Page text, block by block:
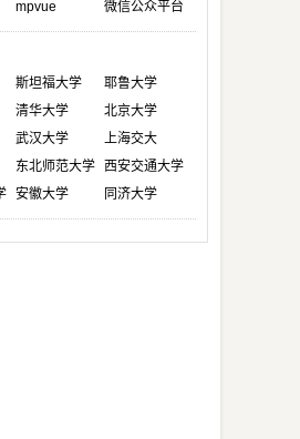
mpvue 微信公众平台
斯坦福大学
耶鲁大学
清华大学
北京大学
武汉大学
上海交大
东北师范大学
西安交通大学
安徽大学 同济大学